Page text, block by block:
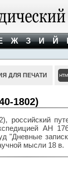
Ж З И Й
ДЛЯ ПЕЧАТИ
1802)
АН
"Дневные
мысли 18 в.